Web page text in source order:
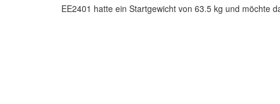
EE2401 hatte ein Startgewicht von 63.5 kg und möchte